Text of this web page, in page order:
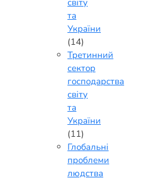
світу
та
України
(14)
Третинний
сектор
господарства
світу
та
України
(11)
Глобальні
проблеми
людства